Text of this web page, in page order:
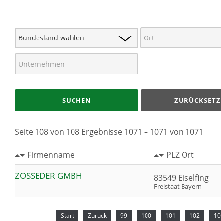
SUCHEN
Seite 108 von 108 Ergebnisse 1071 – 1071 von 1071
Firmenname PLZ Ort
ZOSSEDER GMBH 83549 Eiselfing
Freistaat Bayern
Start Zurück 99 100 101 102